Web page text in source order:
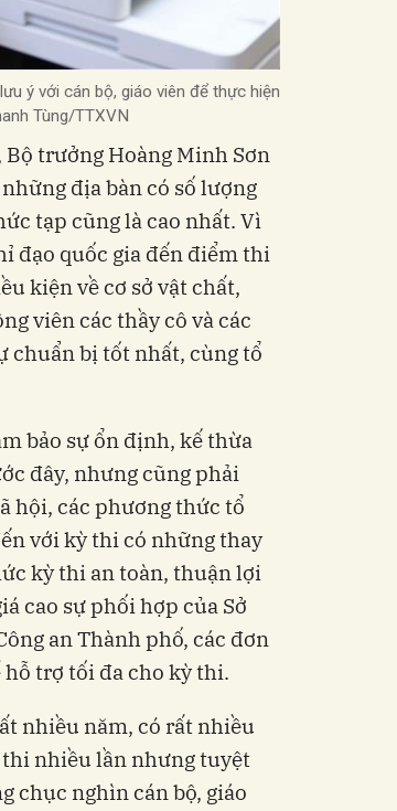
ý với cán bộ, giáo viên để thực hiện
Tùng/TTXVN
trưởng Hoàng Minh Sơn
địa bàn có số lượng
tạp cũng là cao nhất. Vì
đạo quốc gia đến điểm thi
kiện về cơ sở vật chất,
viên các thầy cô và các
chuẩn bị tốt nhất, cùng tổ
bảo sự ổn định, kế thừa
đây, nhưng cũng phải
hội, các phương thức tổ
với kỳ thi có những thay
kỳ thi an toàn, thuận lợi
cao sự phối hợp của Sở
an Thành phố, các đơn
trợ tối đa cho kỳ thi.
nhiều năm, có rất nhiều
nhiều lần nhưng tuyệt
chục nghìn cán bộ, giáo